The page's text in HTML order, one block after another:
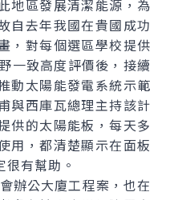
地區發展清潔能源，為
自去年我國在貴國成功
，對每個選區學校提供
一致高度評價後，接續
動太陽能發電系統示範
與西庫瓦總理主持該計
供的太陽能板，每天多
用，都清楚顯示在面板
有幫助。
公大廈工程案，也在